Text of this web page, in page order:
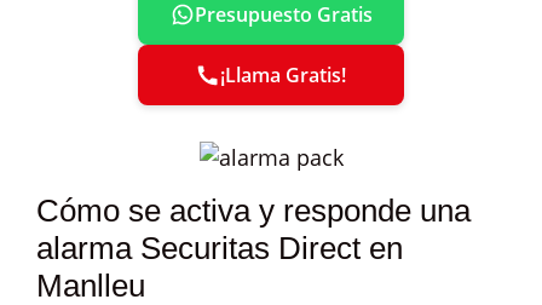
Presupuesto Gratis
¡Llama Gratis!
Cómo se activa y responde una
alarma Securitas Direct en
Manlleu